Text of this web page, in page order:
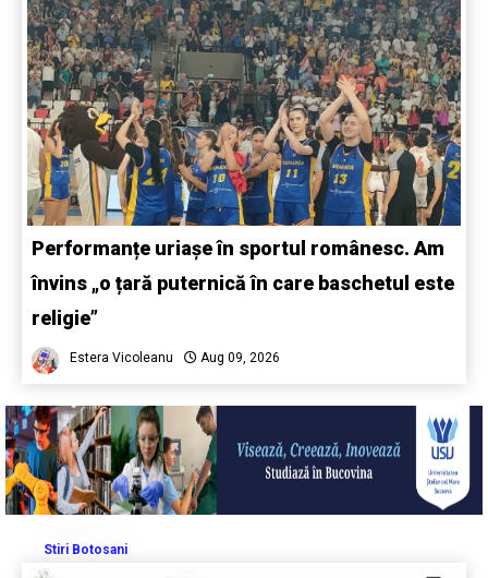
Performanțe uriașe în sportul românesc. Am
învins „o țară puternică în care baschetul este
religie”
Estera Vicoleanu Aug 09, 2026
Stiri Botosani